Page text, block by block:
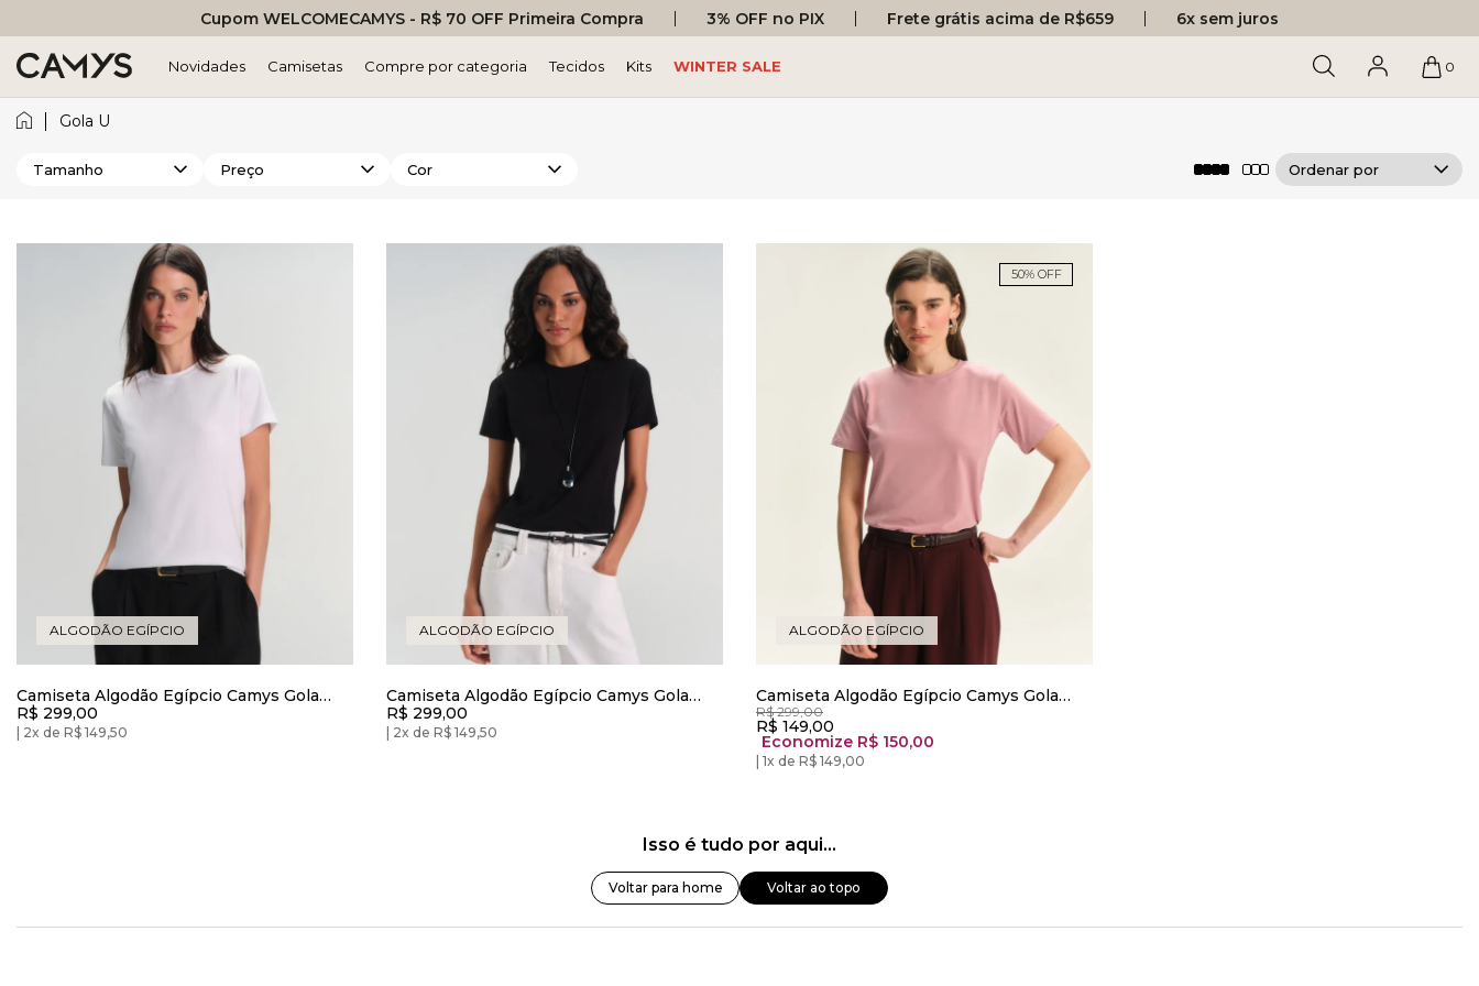
Cupom WELCOMECAMYS - R$ 70 OFF Primeira Compra 3% OFF no PIX Frete grátis acima de R$659 6x sem juros
Novidades Camisetas Compre por categoria Tecidos Kits WINTER SALE 0
Gola U
Cor
Tamanho Preço
ALGODÃO EGÍPCIO
Camiseta Algodão Egípcio Camys Gola
Redonda Branca
R$ 299,00
2x de R$ 149,50
ALGODÃO EGÍPCIO
Camiseta Algodão Egípcio Camys Gola
Redonda Preto
R$ 299,00
2x de R$ 149,50
50% OFF
ALGODÃO EGÍPCIO
Camiseta Algodão Egípcio Camys Gola
Redonda Rosa Blush
R$ 299,00
R$ 149,00
Economize R$ 150,00
1x de R$ 149,00
Isso é tudo por aqui...
Voltar para home Voltar ao topo